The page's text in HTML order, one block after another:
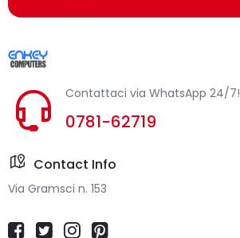
Velocità di trasferimento
Raggio di curvatura (min)
Contattaci via WhatsApp 24/7!
0781-62719
Contact Info
Via Gramsci n. 153